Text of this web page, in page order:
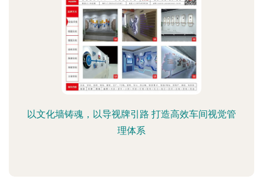
以文化墙铸魂，以导视牌引路 打造高效车间视觉管
理体系